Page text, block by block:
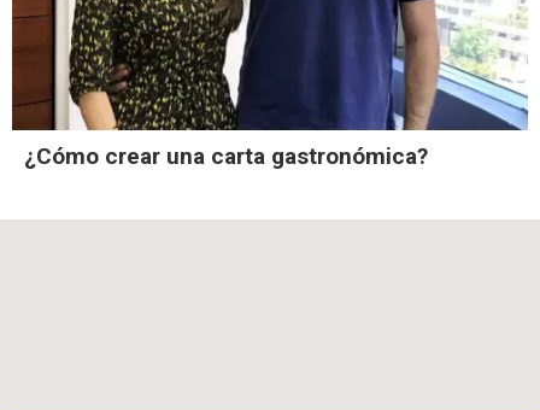
¿Cómo crear una carta gastronómica?